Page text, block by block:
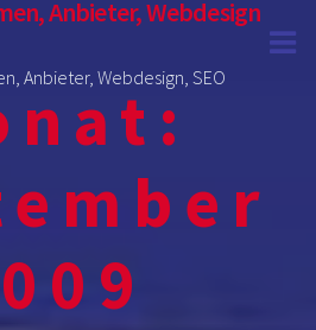
Anbieter, Webdesign
Anbieter, Webdesign, SEO